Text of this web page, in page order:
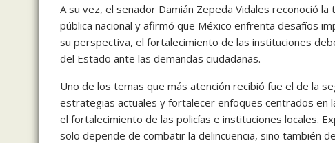
A su vez, el senador Damián Zepeda Vidales reconoció
pública nacional y afirmó que México enfrenta desafíos
su perspectiva, el fortalecimiento de las instituciones
del Estado ante las demandas ciudadanas.
Uno de los temas que más atención recibió fue el de la
estrategias actuales y fortalecer enfoques centrados en
el fortalecimiento de las policías e instituciones locales.
solo depende de combatir la delincuencia, sino también